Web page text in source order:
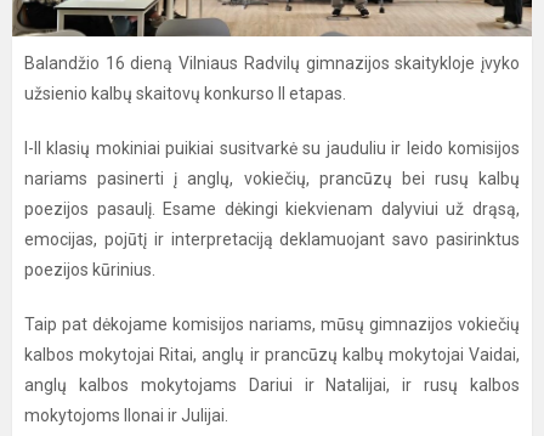
Balandžio 16 dieną Vilniaus Radvilų gimnazijos skaitykloje įvyko
užsienio kalbų skaitovų konkurso II etapas.
I-II klasių mokiniai puikiai susitvarkė su jauduliu ir leido komisijos
nariams pasinerti į anglų, vokiečių, prancūzų bei rusų kalbų
poezijos pasaulį. Esame dėkingi kiekvienam dalyviui už drąsą,
emocijas, pojūtį ir interpretaciją deklamuojant savo pasirinktus
poezijos kūrinius.
Taip pat dėkojame komisijos nariams, mūsų gimnazijos vokiečių
kalbos mokytojai Ritai, anglų ir prancūzų kalbų mokytojai Vaidai,
anglų kalbos mokytojams Dariui ir Natalijai, ir rusų kalbos
mokytojoms Ilonai ir Julijai.